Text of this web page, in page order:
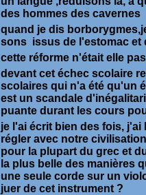
des hommes des cavernes
quand je dis
sons issus de l'estomac et
cette réforme n'était elle
devant cet échec scolaire
scolaires qui n'a été qu'un
est un scandale
puante durant les cours
je l'ai écrit bien des fois,
régler avec notre
pour la plupart du grec et
la plus belle des manières
une seule corde sur un
juer de cet instrument ?